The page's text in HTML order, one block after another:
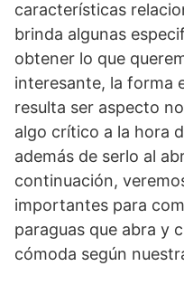
características
brinda algunas
obtener lo que
interesante, la forma
resulta ser aspecto
algo crítico a la hora
además de serlo al
continuación,
importantes para
paraguas que abra y
cómoda según